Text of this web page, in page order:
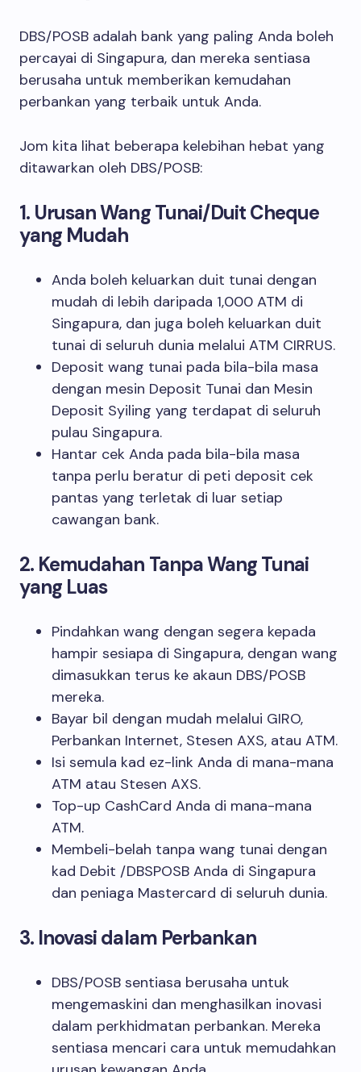
DBS/POSB adalah bank yang paling Anda boleh
percayai di Singapura, dan mereka sentiasa
berusaha untuk memberikan kemudahan
perbankan yang terbaik untuk Anda.
Jom kita lihat beberapa kelebihan hebat yang
ditawarkan oleh DBS/POSB:
1. Urusan Wang Tunai/Duit Cheque
yang Mudah
Anda boleh keluarkan duit tunai dengan
mudah di lebih daripada 1,000 ATM di
Singapura, dan juga boleh keluarkan duit
tunai di seluruh dunia melalui ATM CIRRUS.
Deposit wang tunai pada bila-bila masa
dengan mesin Deposit Tunai dan Mesin
Deposit Syiling yang terdapat di seluruh
pulau Singapura.
Hantar cek Anda pada bila-bila masa
tanpa perlu beratur di peti deposit cek
pantas yang terletak di luar setiap
cawangan bank.
2. Kemudahan Tanpa Wang Tunai
yang Luas
Pindahkan wang dengan segera kepada
hampir sesiapa di Singapura, dengan wang
dimasukkan terus ke akaun DBS/POSB
mereka.
Bayar bil dengan mudah melalui GIRO,
Perbankan Internet, Stesen AXS, atau ATM.
Isi semula kad ez-link Anda di mana-mana
ATM atau Stesen AXS.
Top-up CashCard Anda di mana-mana
ATM.
Membeli-belah tanpa wang tunai dengan
kad Debit /DBSPOSB Anda di Singapura
dan peniaga Mastercard di seluruh dunia.
3. Inovasi dalam Perbankan
DBS/POSB sentiasa berusaha untuk
mengemaskini dan menghasilkan inovasi
dalam perkhidmatan perbankan. Mereka
sentiasa mencari cara untuk memudahkan